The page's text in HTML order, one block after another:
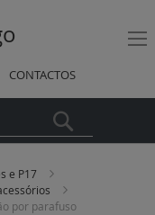
CONTACTOS
e P17
por parafuso